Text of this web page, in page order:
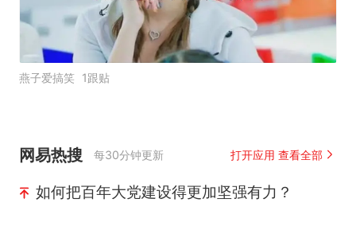
燕子爱搞笑 1跟贴
网易热搜 每30分钟更新 打开应用 查看全部
如何把百年大党建设得更加坚强有力？